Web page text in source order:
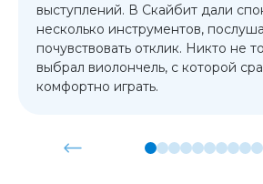
выступлений. В Скайбит дали
несколько инструментов,
почувствовать отклик. Никто не
выбрал виолончель, с которой
комфортно играть.